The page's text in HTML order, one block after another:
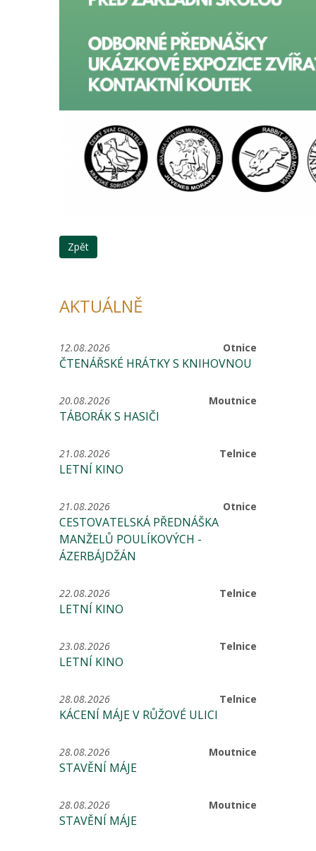
Zpět
AKTUÁLNĚ
Otnice
12.08.2026
ČTENÁŘSKÉ HRÁTKY S KNIHOVNOU
Moutnice
20.08.2026
TÁBORÁK S HASIČI
Telnice
21.08.2026
LETNÍ KINO
Otnice
21.08.2026
CESTOVATELSKÁ PŘEDNÁŠKA
MANŽELŮ POULÍKOVÝCH -
ÁZERBÁJDŽÁN
Telnice
22.08.2026
LETNÍ KINO
Telnice
23.08.2026
LETNÍ KINO
Telnice
28.08.2026
KÁCENÍ MÁJE V RŮŽOVÉ ULICI
Moutnice
28.08.2026
STAVĚNÍ MÁJE
Moutnice
28.08.2026
STAVĚNÍ MÁJE